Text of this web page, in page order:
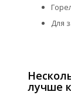
Для
лучше